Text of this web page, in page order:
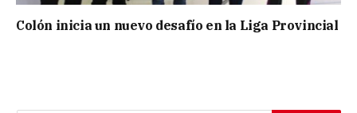
Colón inicia un nuevo desafío en la Liga Provincial